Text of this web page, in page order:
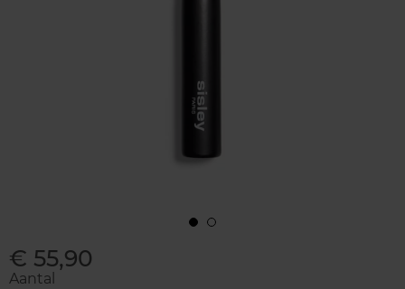
€ 55,90
Aantal